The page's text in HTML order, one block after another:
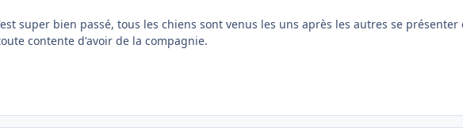
super bien passé, tous les chiens sont venus les uns après les autres se présenter
contente d'avoir de la compagnie.